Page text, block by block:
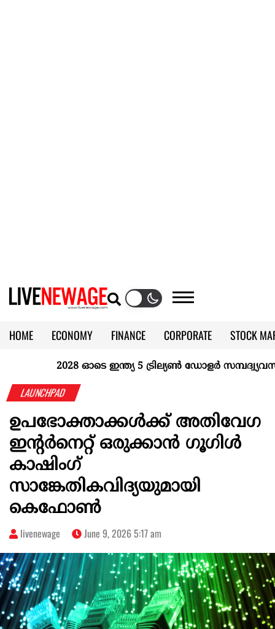
HOME ECONOMY FINANCE CORPORATE
STOCK
KERALA @70
2028 ഓടെ ഇന്ത്യ 5 ട്രില്യണ്‍ ഡോളര്‍
LAUNCHPAD
ഉപഭോക്താക്കൾക്ക് അതിവേഗ
ഇന്റർനെറ്റ് ഒരുക്കാൻ ഗൂഗിൾ
കാഷിംഗ്
സാങ്കേതികവിദ്യയുമായി
കെഫോൺ
livenewage June 9, 2026 5:17 am